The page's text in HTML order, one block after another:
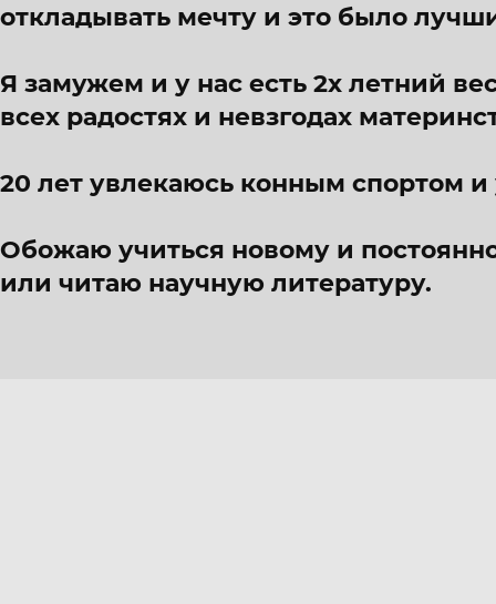
откладывать мечту и это было
Я замужем и у нас есть 2х летний
всех радостях и невзгодах
20 лет увлекаюсь конным спортом и
Обожаю учиться новому и
или читаю научную литературу.